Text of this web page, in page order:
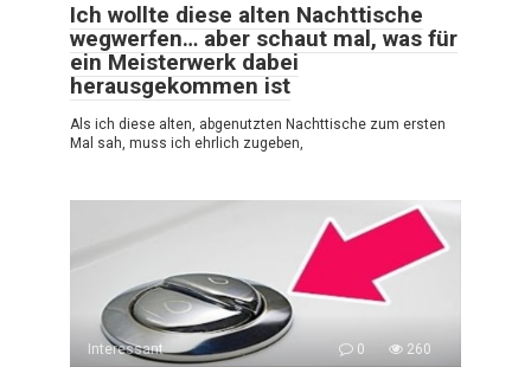
Ich wollte diese alten Nachttische
wegwerfen… aber schaut mal, was für
ein Meisterwerk dabei
herausgekommen ist
Als ich diese alten, abgenutzten Nachttische zum ersten
Mal sah, muss ich ehrlich zugeben,
Interessant 0 260